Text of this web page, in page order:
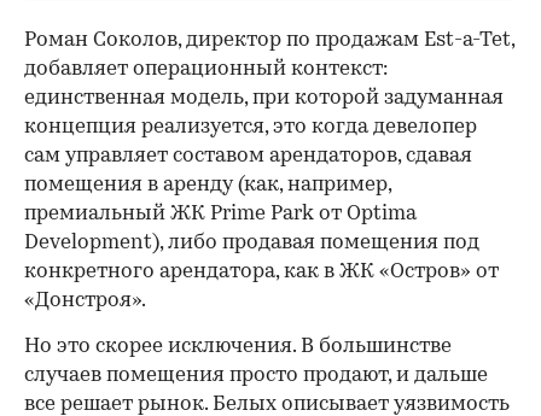
Роман Соколов, директор по продажам Est-a-Tet,
добавляет операционный контекст:
единственная модель, при которой задуманная
концепция реализуется, это когда девелопер
сам управляет составом арендаторов, сдавая
помещения в аренду (как, например,
премиальный ЖК Prime Park от Optima
Development), либо продавая помещения под
конкретного арендатора, как в ЖК «Остров» от
«Донстроя».
Но это скорее исключения. В большинстве
случаев помещения просто продают, и дальше
все решает рынок. Белых описывает уязвимость